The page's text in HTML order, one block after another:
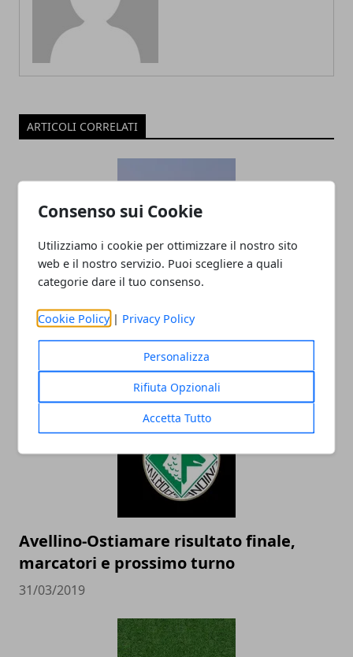
Consenso sui Cookie
Utilizziamo i cookie per ottimizzare il nostro sito
web e il nostro servizio. Puoi scegliere a quali
categorie dare il tuo consenso.
Cookie Policy | Privacy Policy
Personalizza
Rifiuta Opzionali
Accetta Tutto
ARTICOLI CORRELATI
partite 14^ giornata di ritorno e
classifica
31/03/2019
Avellino-Ostiamare risultato finale,
marcatori e prossimo turno
31/03/2019